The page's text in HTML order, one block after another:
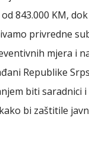
843.000 KM,
privredne
mjera i
Republike
biti saradnici
bi zaštitile